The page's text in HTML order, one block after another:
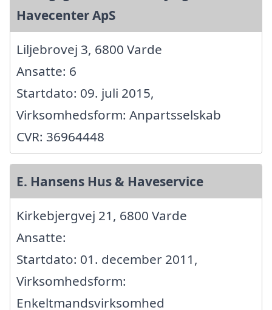
Havecenter ApS
Liljebrovej 3, 6800 Varde
Ansatte: 6
Startdato: 09. juli 2015,
Virksomhedsform: Anpartsselskab
CVR: 36964448
E. Hansens Hus & Haveservice
Kirkebjergvej 21, 6800 Varde
Ansatte:
Startdato: 01. december 2011,
Virksomhedsform:
Enkeltmandsvirksomhed